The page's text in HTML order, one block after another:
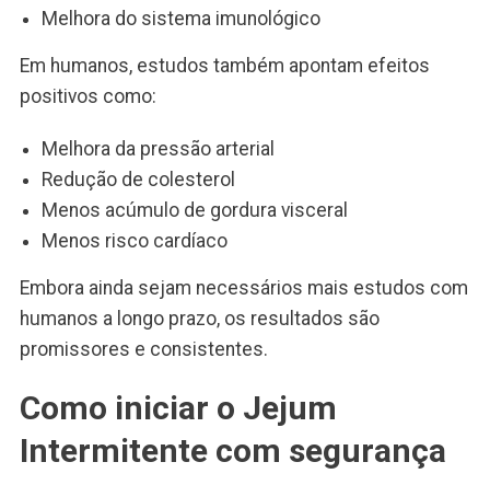
Melhora do sistema imunológico
Em humanos, estudos também apontam efeitos
positivos como:
Melhora da pressão arterial
Redução de colesterol
Menos acúmulo de gordura visceral
Menos risco cardíaco
Embora ainda sejam necessários mais estudos com
humanos a longo prazo, os resultados são
promissores e consistentes.
Como iniciar o Jejum
Intermitente com segurança